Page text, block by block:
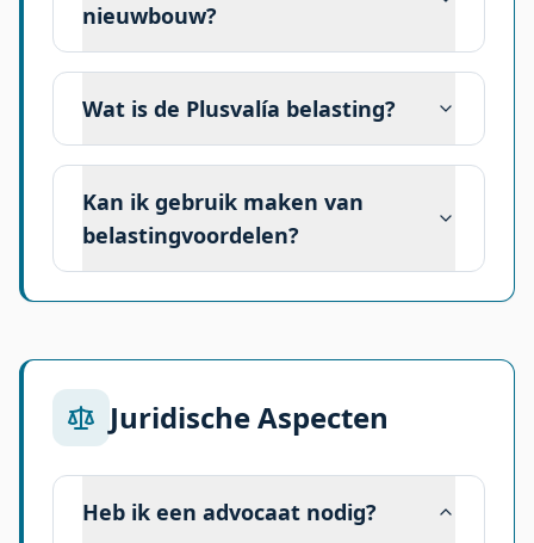
nieuwbouw?
Wat is de Plusvalía belasting?
Kan ik gebruik maken van
belastingvoordelen?
Juridische Aspecten
Heb ik een advocaat nodig?